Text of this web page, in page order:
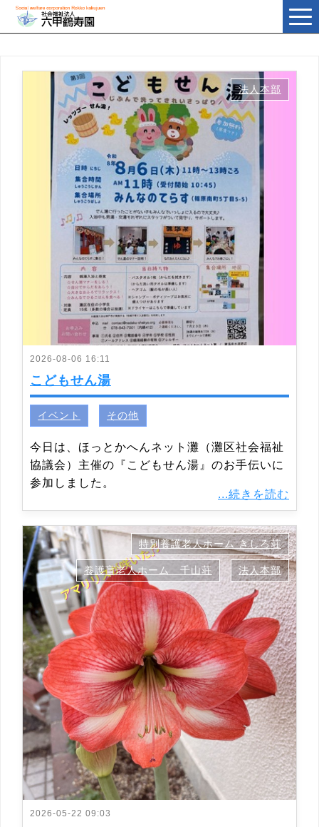
t
o
g
2026-08-06 16:11
こどもせん湯
法人本部
イベント その他
今日は、ほっとかへんネット灘（灘区社会福祉
協議会）主催の『こどもせん湯』のお手伝いに
参加しました。
...続きを読む
2026-05-22 09:03
特別養護老人ホーム きしろ荘
養護盲老人ホーム 千山荘 法人本部